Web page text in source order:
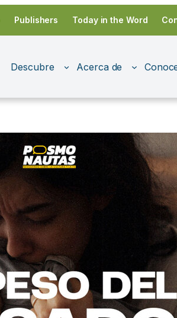
Publishers Today in the Word
Descubre Acerca de